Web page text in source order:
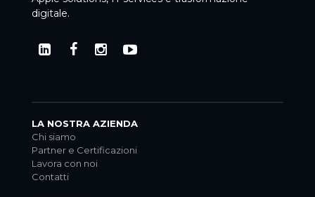
digitale.
LA NOSTRA AZIENDA
Chi siamo
Partner e Certificazioni
Lavora con noi
Contatti